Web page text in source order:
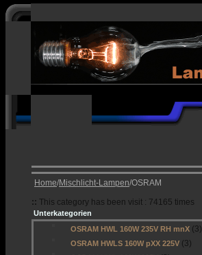
Home/Mischlicht-Lampen/OSRAM
:: This category has been visit : 74165 times
Unterkategorien
OSRAM HWL 160W 235V RH mnX (3)
OSRAM HWLS 160W pXX 225V (3)